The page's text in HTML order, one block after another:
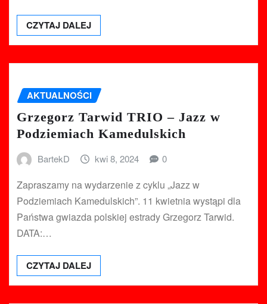
CZYTAJ DALEJ
AKTUALNOŚCI
Grzegorz Tarwid TRIO – Jazz w
Podziemiach Kamedulskich
BartekD kwi 8, 2024 0
Zapraszamy na wydarzenie z cyklu „Jazz w
Podziemiach Kamedulskich”. 11 kwietnia wystąpi dla
Państwa gwiazda polskiej estrady Grzegorz Tarwid.
DATA:…
CZYTAJ DALEJ